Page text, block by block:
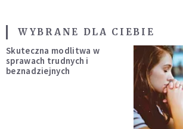
WYBRANE DLA CIEBIE
Skuteczna modlitwa w
sprawach trudnych i
beznadziejnych